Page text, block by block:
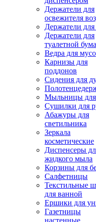
Держатели для
освежителя
Держатели
Держатели для
туалетной
Ведра для
Карнизы для
поддонов
Сидения для
Мыльницы
Сушилки для
Абажуры для
светильника
Зеркала
косметические
Диспенсеры
жидкого мыла
Корзины для
Салфетницы
Текстильные
для ванной
Ершики для
Газетницы
настенные